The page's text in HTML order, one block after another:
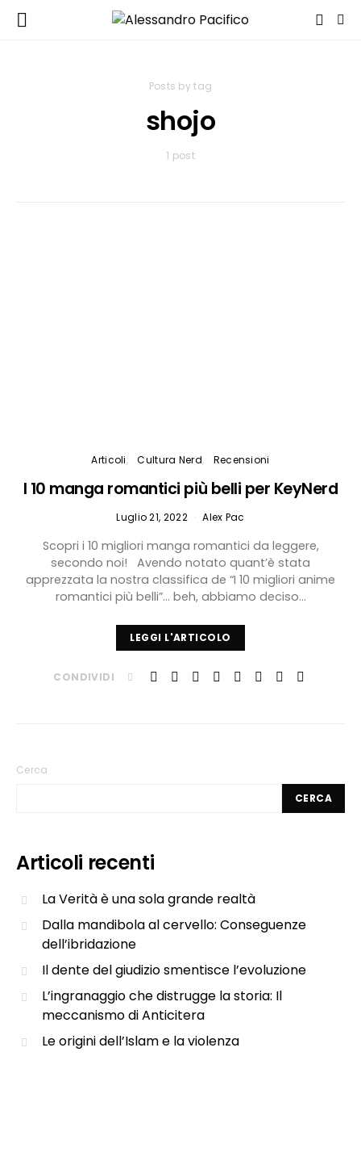
Posts by tag
shojo
1 post
Articoli Cultura Nerd Recensioni
I 10 manga romantici più belli per KeyNerd
Luglio 21, 2022 Alex Pac
Scopri i 10 migliori manga romantici da leggere,
secondo noi! Avendo notato quant’è stata
apprezzata la nostra classifica de “I 10 migliori anime
romantici più belli”… beh, abbiamo deciso…
LEGGI L'ARTICOLO
CONDIVIDI
Cerca
CERCA
Articoli recenti
La Verità è una sola grande realtà
Dalla mandibola al cervello: Conseguenze
dell’ibridazione
Il dente del giudizio smentisce l’evoluzione
L’ingranaggio che distrugge la storia: Il
meccanismo di Anticitera
Le origini dell’Islam e la violenza